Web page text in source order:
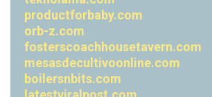
productforbaby.com
orb-z.com
fosterscoachhousetavern.com
mesasdecultivoonline.com
boilersnbits.com